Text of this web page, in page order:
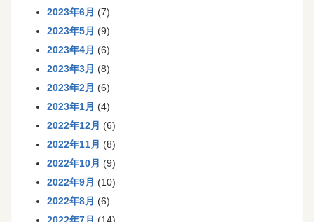
2023年6月 (7)
2023年5月 (9)
2023年4月 (6)
2023年3月 (8)
2023年2月 (6)
2023年1月 (4)
2022年12月 (6)
2022年11月 (8)
2022年10月 (9)
2022年9月 (10)
2022年8月 (6)